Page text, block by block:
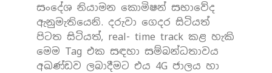
සංදේශ නියාමන කොමිෂන් සභාවේද
ඇනුමැතියෙනි. දරුවා ගෙදර සිටියත්
පිටත සිටියත්, real- time track කළ හැකි
මෙම Tag එක සඳහා සම්බන්ධතාවය
අඛණ්ඩව ලබාදීමට එය 4G ජාලය හා